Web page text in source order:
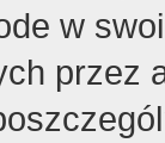
w
przez